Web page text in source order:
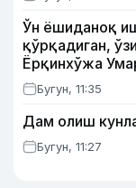
Ўн ёшиданоқ
қўрқадиган,
Ёрқинхўжа
Бугун, 11:35
Дам олиш
Бугун, 11:27